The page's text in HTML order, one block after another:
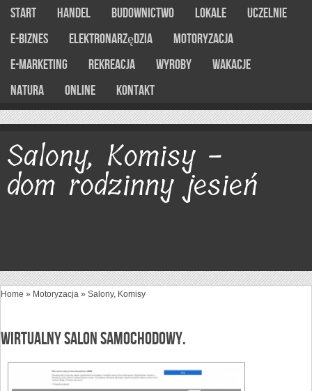
Start Handel Budownictwo Lokale
Uczelnie
E-Biznes
Elektronarzędzia
Motoryzacja
E-marketing
Rekreacja Wyroby
Wakacje
Natura
Online Kontakt
Salony, Komisy -
dom rodzinny jesień
Home » Motoryzacja » Salony, Komisy
Wirtualny salon samochodowy.